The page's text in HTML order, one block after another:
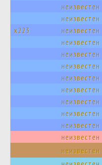
неизвестен
неизвестен
х223 неизвестен
неизвестен
неизвестен
неизвестен
неизвестен
неизвестен
неизвестен
неизвестен
неизвестен
неизвестен
неизвестен